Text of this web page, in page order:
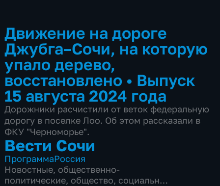
Движение на дороге
Джубга–Сочи, на которую
упало дерево,
восстановлено • Выпуск
15 августа 2024 года
Дорожники расчистили от веток федеральную
дорогу в поселке Лоо. Об этом рассказали в
ФКУ "Черноморье".
Вести Сочи
ПрограммаРоссия
Новостные, общественно-
политические, общество, социально-